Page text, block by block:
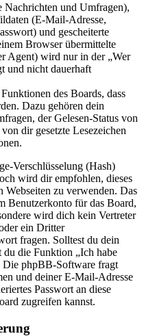
Nachrichten und Umfragen),
(E-Mail-Adresse,
und gescheiterte
Browser übermittelte
Agent) wird nur in der „Wer
und nicht dauerhaft
des Boards, dass
Dazu gehören dein
der Gelesen-Status von
dir gesetzte Lesezeichen
Verschlüsselung (Hash)
wird dir empfohlen, dieses
zu verwenden. Das
Benutzerkonto für das Board,
wird dich kein Vertreter
ein Dritter
fragen. Solltest du dein
du die Funktion „Ich habe
Die phpBB-Software fragt
und deiner E-Mail-Adresse
Passwort an diese
zugreifen kannst.